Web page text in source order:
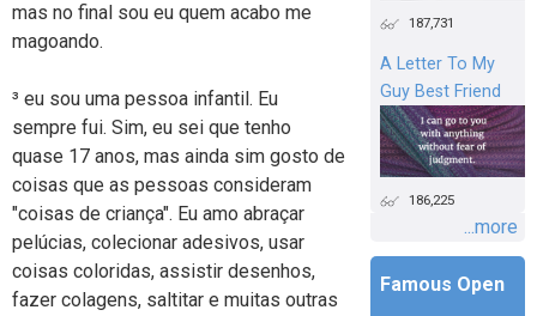
mas no final sou eu quem acabo me
magoando.
³ eu sou uma pessoa infantil. Eu
sempre fui. Sim, eu sei que tenho
quase 17 anos, mas ainda sim gosto de
coisas que as pessoas consideram
"coisas de criança". Eu amo abraçar
pelúcias, colecionar adesivos, usar
coisas coloridas, assistir desenhos,
fazer colagens, saltitar e muitas outras
187,731
A Letter To My
Guy Best Friend
186,225
...more
Famous Open